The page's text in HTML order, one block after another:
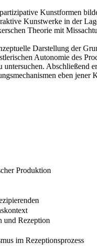
Kunstformen
Kunstwerke in der
Theorie mit
Darstellung der
Autonomie des
eben jener
Produktion
und Rezeption
im Rezeptionsprozess